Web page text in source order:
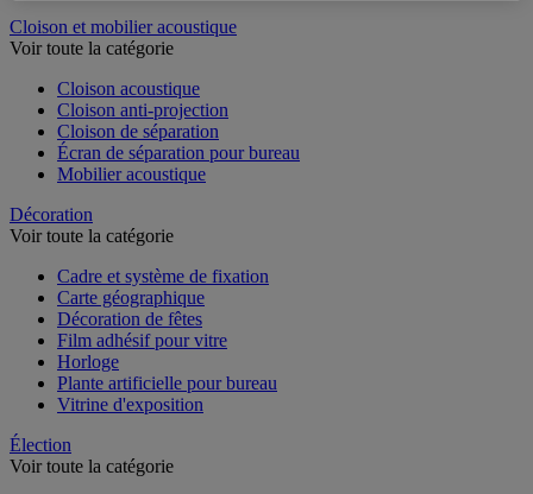
Cloison et mobilier acoustique
Voir toute la catégorie
Cloison acoustique
Cloison anti-projection
Cloison de séparation
Écran de séparation pour bureau
Mobilier acoustique
Décoration
Voir toute la catégorie
Cadre et système de fixation
Carte géographique
Décoration de fêtes
Film adhésif pour vitre
Horloge
Plante artificielle pour bureau
Vitrine d'exposition
Élection
Voir toute la catégorie